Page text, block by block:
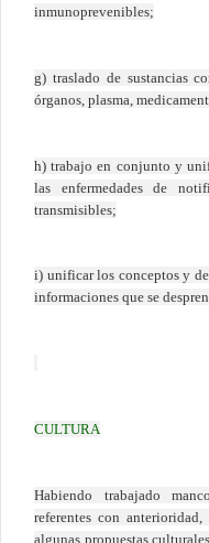
inmunoprevenibles;
g) traslado de sustancias
órganos, plasma,
h) trabajo en conjunto y
las enfermedades de
transmisibles;
i) unificar los conceptos y
informaciones que se
CULTURA
Habiendo trabajado
referentes con
algunas propuestas